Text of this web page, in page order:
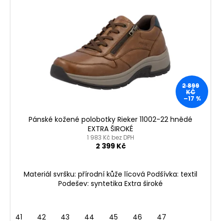
2 899
KČ
–17 %
Pánské kožené polobotky Rieker 11002-22 hnědé
EXTRA ŠIROKÉ
1 983 Kč bez DPH
2 399 Kč
Materiál svršku: přírodní kůže lícová Podšívka: textil
Podešev: syntetika Extra široké
41 42 43 44 45 46 47